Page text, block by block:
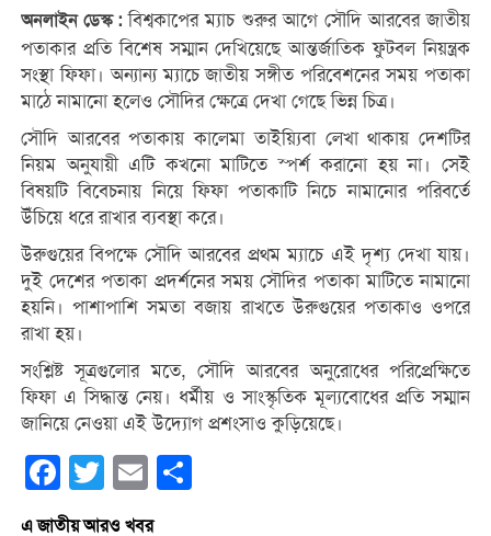
অনলাইন ডেস্ক : বিশ্বকাপের ম্যাচ শুরুর আগে সৌদি আরবের জাতীয়
পতাকার প্রতি বিশেষ সম্মান দেখিয়েছে আন্তর্জাতিক ফুটবল নিয়ন্ত্রক
সংস্থা ফিফা। অন্যান্য ম্যাচে জাতীয় সঙ্গীত পরিবেশনের সময় পতাকা
মাঠে নামানো হলেও সৌদির ক্ষেত্রে দেখা গেছে ভিন্ন চিত্র।
সৌদি আরবের পতাকায় কালেমা তাইয়্যিবা লেখা থাকায় দেশটির
নিয়ম অনুযায়ী এটি কখনো মাটিতে স্পর্শ করানো হয় না। সেই
বিষয়টি বিবেচনায় নিয়ে ফিফা পতাকাটি নিচে নামানোর পরিবর্তে
উঁচিয়ে ধরে রাখার ব্যবস্থা করে।
উরুগুয়ের বিপক্ষে সৌদি আরবের প্রথম ম্যাচে এই দৃশ্য দেখা যায়।
দুই দেশের পতাকা প্রদর্শনের সময় সৌদির পতাকা মাটিতে নামানো
হয়নি। পাশাপাশি সমতা বজায় রাখতে উরুগুয়ের পতাকাও ওপরে
রাখা হয়।
সংশ্লিষ্ট সূত্রগুলোর মতে, সৌদি আরবের অনুরোধের পরিপ্রেক্ষিতে
ফিফা এ সিদ্ধান্ত নেয়। ধর্মীয় ও সাংস্কৃতিক মূল্যবোধের প্রতি সম্মান
জানিয়ে নেওয়া এই উদ্যোগ প্রশংসাও কুড়িয়েছে।
Facebook
Twitter Email
এ জাতীয় আরও খবর